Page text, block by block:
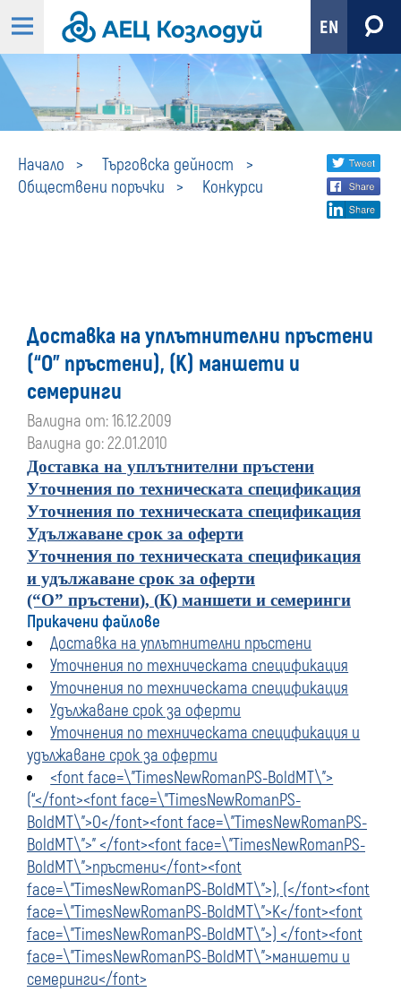
EN
Начало
Търговска дейност
Обществени поръчки
Конкурси
Конкурси
Share
social
Доставка на уплътнителни пръстени
(“О” пръстени), (К) маншети и
семеринги
Валидна от: 16.12.2009
Валидна до: 22.01.2010
Доставка на уплътнителни пръстени
Уточнения по техническата спецификация
Уточнения по техническата спецификация
Удължаване срок за оферти
Уточнения по техническата спецификация
и удължаване срок за оферти
(“О” пръстени), (К) маншети и семеринги
Прикачени файлове
Доставка на уплътнителни пръстени
Уточнения по техническата спецификация
Уточнения по техническата спецификация
Удължаване срок за оферти
Уточнения по техническата спецификация и
удължаване срок за оферти
<font face=\"TimesNewRomanPS-BoldMT\">
(“</font><font face=\"TimesNewRomanPS-
BoldMT\">О</font><font face=\"TimesNewRomanPS-
BoldMT\">” </font><font face=\"TimesNewRomanPS-
BoldMT\">пръстени</font><font
face=\"TimesNewRomanPS-BoldMT\">), (</font><font
face=\"TimesNewRomanPS-BoldMT\">К</font><font
face=\"TimesNewRomanPS-BoldMT\">) </font><font
face=\"TimesNewRomanPS-BoldMT\">маншети и
семеринги</font>